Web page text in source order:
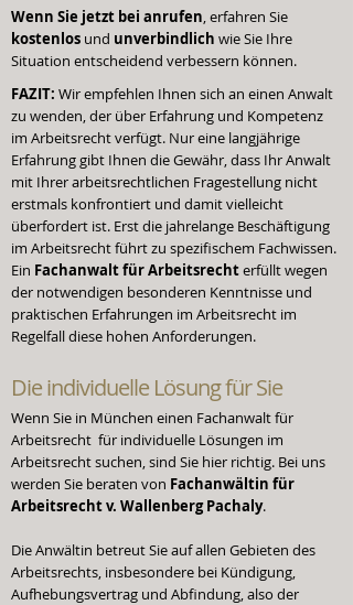
Wenn Sie jetzt bei anrufen, erfahren Sie
kostenlos und unverbindlich wie Sie Ihre
Situation entscheidend verbessern können.
FAZIT: Wir empfehlen Ihnen sich an einen Anwalt
zu wenden, der über Erfahrung und Kompetenz
im Arbeitsrecht verfügt. Nur eine langjährige
Erfahrung gibt Ihnen die Gewähr, dass Ihr Anwalt
mit Ihrer arbeitsrechtlichen Fragestellung nicht
erstmals konfrontiert und damit vielleicht
überfordert ist. Erst die jahrelange Beschäftigung
im Arbeitsrecht führt zu spezifischem Fachwissen.
Ein Fachanwalt für Arbeitsrechterfüllt wegen
der notwendigen besonderen Kenntnisse und
praktischen Erfahrungen im Arbeitsrecht im
Regelfall diese hohen Anforderungen.
Die individuelle Lösung für Sie
Wenn Sie in München einen Fachanwalt für
Arbeitsrecht für individuelle Lösungen im
Arbeitsrecht suchen, sind Sie hier richtig. Bei uns
werden Sie beraten von Fachanwältin für
Arbeitsrecht v. Wallenberg Pachaly.
Die Anwältin betreut Sie auf allen Gebieten des
Arbeitsrechts, insbesondere bei Kündigung,
Aufhebungsvertrag und Abfindung, also der